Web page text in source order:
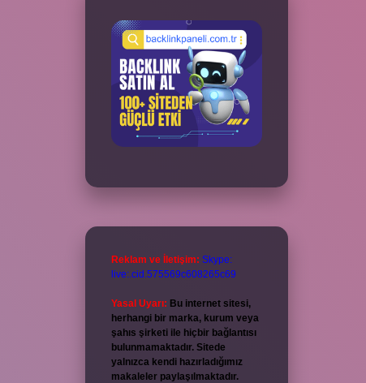
Reklam ve İletişim: Skype:
live:.cid.575569c608265c69
Yasal Uyarı: Bu internet sitesi,
herhangi bir marka, kurum veya
şahıs şirketi ile hiçbir bağlantısı
bulunmamaktadır. Sitede
yalnızca kendi hazırladığımız
makaleler paylaşılmaktadır.